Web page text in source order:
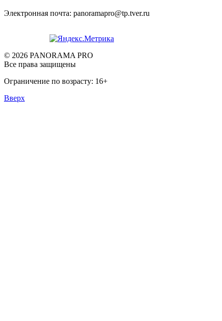
Электронная почта: panoramapro@tp.tver.ru
© 2026 PANORAMA PRO
Все права защищены
Ограничение по возрасту: 16+
Вверх